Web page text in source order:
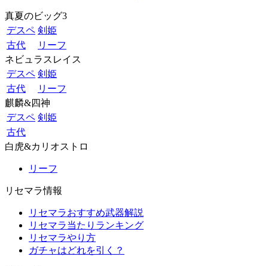
真夏のビッグ3
デスペ 剣姫
古代
リーフ
ネビュラスレイス
デスペ 剣姫
古代
リーフ
麒麟&四神
デスペ 剣姫
古代
白虎&カリオストロ
リーフ
リセマラ情報
リセマラおすすめ武器解説
リセマラ当たりランキング
リセマラやり方
ガチャはどれを引く？